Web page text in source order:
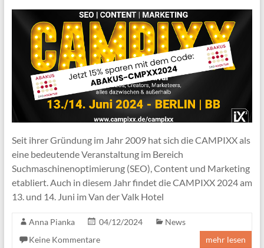
Seit ihrer Gründung im Jahr 2009 hat sich die CAMPIXX als
eine bedeutende Veranstaltung im Bereich
Suchmaschinenoptimierung (SEO), Content und Marketing
etabliert. Auch in diesem Jahr findet die CAMPIXX 2024 am
13. und 14. Juni im Van der Valk Hotel
Anna Pianka 04/12/2024
News
Keine Kommentare
mehr lesen